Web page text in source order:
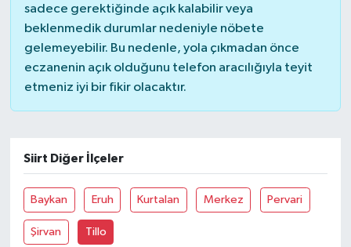
sadece gerektiğinde açık kalabilir veya
beklenmedik durumlar nedeniyle nöbete
gelemeyebilir. Bu nedenle, yola çıkmadan önce
eczanenin açık olduğunu telefon aracılığıyla teyit
etmeniz iyi bir fikir olacaktır.
Siirt Diğer İlçeler
Baykan Eruh Kurtalan Merkez Pervari
Şirvan Tillo